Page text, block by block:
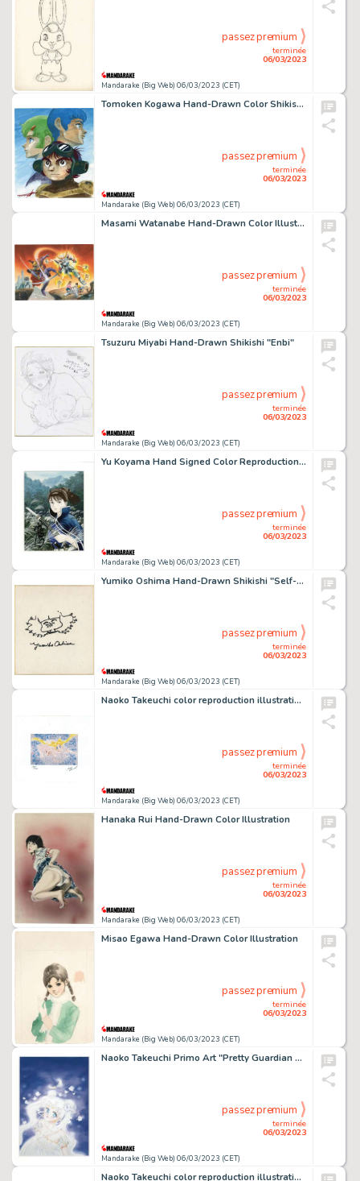
Mandarake (Big Web) 06/03/2023 (CET)
terminée
06/03/2023
passez premium
Tomoken Kogawa Hand-Drawn Color Shikishi "Battle Mecha Xabungle"
Mandarake (Big Web) 06/03/2023 (CET)
terminée
06/03/2023
passez premium
Masami Watanabe Hand-Drawn Color Illustration "Gaiden Samurai Trooper"
Mandarake (Big Web) 06/03/2023 (CET)
terminée
06/03/2023
passez premium
Tsuzuru Miyabi Hand-Drawn Shikishi "Enbi"
Mandarake (Big Web) 06/03/2023 (CET)
terminée
06/03/2023
passez premium
Yu Koyama Hand Signed Color Reproduction "Azumi"
Mandarake (Big Web) 06/03/2023 (CET)
terminée
06/03/2023
passez premium
Yumiko Oshima Hand-Drawn Shikishi "Self-Portrait"
Mandarake (Big Web) 06/03/2023 (CET)
terminée
06/03/2023
passez premium
Naoko Takeuchi color reproduction illustration "Pretty Guardian Sailor Moon"
Mandarake (Big Web) 06/03/2023 (CET)
terminée
06/03/2023
passez premium
Hanaka Rui Hand-Drawn Color Illustration
Mandarake (Big Web) 06/03/2023 (CET)
terminée
06/03/2023
passez premium
Misao Egawa Hand-Drawn Color Illustration
Mandarake (Big Web) 06/03/2023 (CET)
terminée
06/03/2023
passez premium
Naoko Takeuchi Primo Art "Pretty Guardian Sailor Moon"
Mandarake (Big Web) 06/03/2023 (CET)
terminée
06/03/2023
passez premium
Naoko Takeuchi color reproduction illustration "Pretty Guardian Sailor Moon"